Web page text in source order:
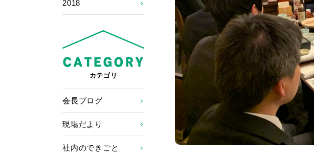
2018
カテゴリ
会長ブログ
現場だより
社内のできごと